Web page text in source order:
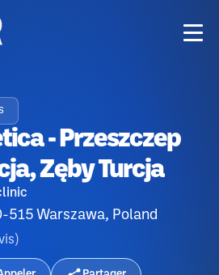
- Przeszczep
Zęby Turcja
Warszawa, Poland
)